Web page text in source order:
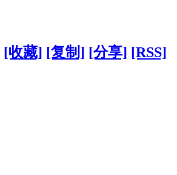
[收藏] [复制] [分享] [RSS]